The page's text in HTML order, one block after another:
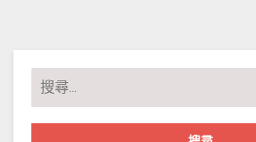
搜
尋
關